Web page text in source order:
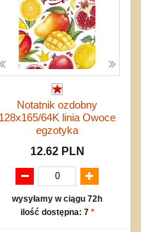
Notatnik ozdobny
128x165/64K linia Owoce
egzotyka
12.62 PLN
wysyłamy w ciągu 72h
ilość dostępna: 7 *